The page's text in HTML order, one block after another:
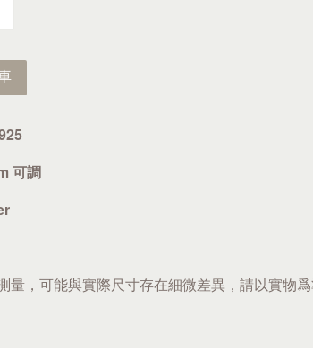
可調
量，可能與實際尺寸存在細微差異，請以實物